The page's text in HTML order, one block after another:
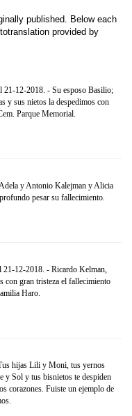
published. Below each
provided by
12-2018. - Su esposo Basilio;
y sus nietos la despedimos con
Parque Memorial.
y Antonio Kalejman y Alicia
pesar su fallecimiento.
12-2018. - Ricardo Kelman,
con gran tristeza el fallecimiento
Haro.
hijas Lili y Moni, tus yernos
y Sol y tus bisnietos te despiden
corazones. Fuiste un ejemplo de